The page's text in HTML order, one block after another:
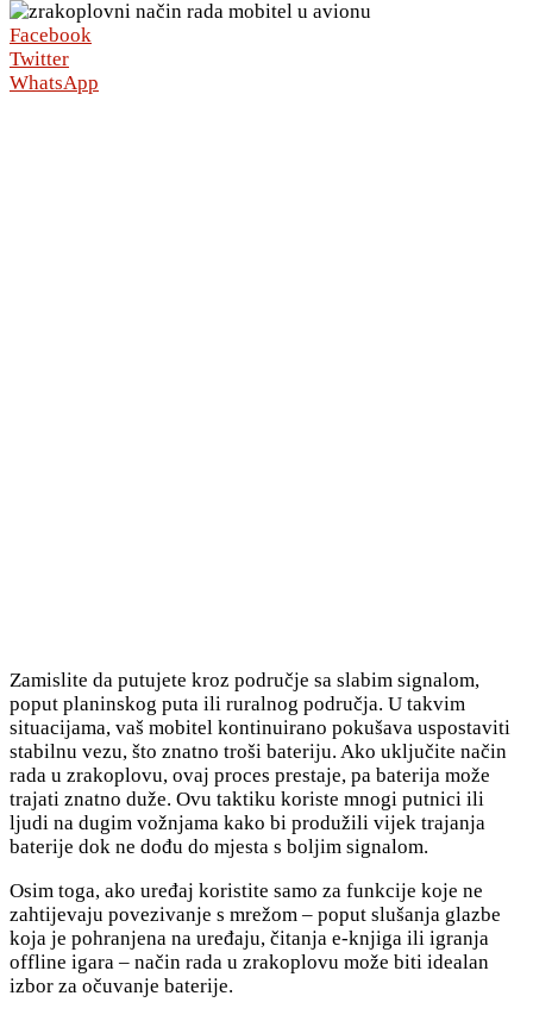
Facebook
Twitter
WhatsApp
Zamislite da putujete kroz područje sa slabim signalom,
poput planinskog puta ili ruralnog područja. U takvim
situacijama, vaš mobitel kontinuirano pokušava uspostaviti
stabilnu vezu, što znatno troši bateriju. Ako uključite način
rada u zrakoplovu, ovaj proces prestaje, pa baterija može
trajati znatno duže. Ovu taktiku koriste mnogi putnici ili
ljudi na dugim vožnjama kako bi produžili vijek trajanja
baterije dok ne dođu do mjesta s boljim signalom.
Osim toga, ako uređaj koristite samo za funkcije koje ne
zahtijevaju povezivanje s mrežom – poput slušanja glazbe
koja je pohranjena na uređaju, čitanja e-knjiga ili igranja
offline igara – način rada u zrakoplovu može biti idealan
izbor za očuvanje baterije.